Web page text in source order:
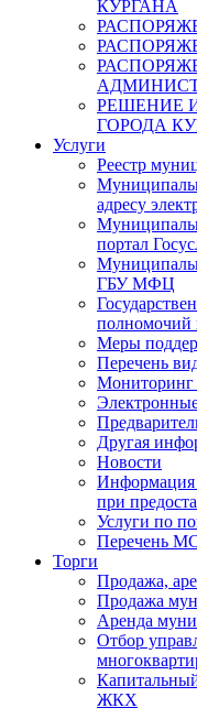
КУРГАНА
РЕШЕНИЕ
ГОРОДА
Услуги
Реестр
адресу
портал
ГБУ МФЦ
полномочий
Меры
Перечень
Мониторинг
Другая
Новости
Информация
при
Услуги по
Перечень
Торги
Продажа,
Продажа
Аренда
Отбор
ЖКХ